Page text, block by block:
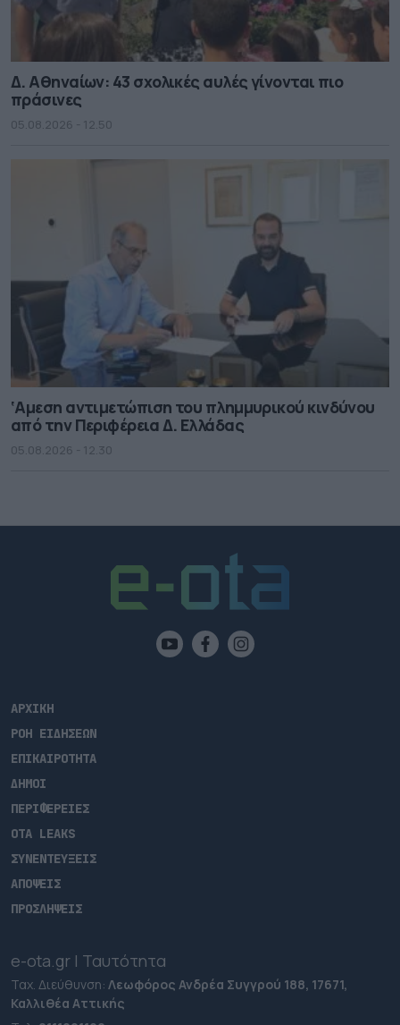
Δ. Αθηναίων: 43 σχολικές αυλές γίνονται πιο
πράσινες
05.08.2026 - 12.50
‘Αμεση αντιμετώπιση του πλημμυρικού κινδύνου
από την Περιφέρεια Δ. Ελλάδας
05.08.2026 - 12.30
ΑΡΧΙΚΗ
ΡΟΗ ΕΙΔΗΣΕΩΝ
ΕΠΙΚΑΙΡΟΤΗΤΑ
ΔΗΜΟΙ
ΠΕΡΙΦΕΡΕΙΕΣ
OTA LEAKS
ΣΥΝΕΝΤΕΥΞΕΙΣ
ΑΠΟΨΕΙΣ
ΠΡΟΣΛΗΨΕΙΣ
e-ota.gr | Ταυτότητα
Ταχ. Διεύθυνση: Λεωφόρος Ανδρέα Συγγρού 188, 17671,
Καλλιθέα Αττικής